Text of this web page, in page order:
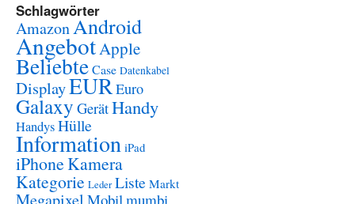
Schlagwörter
AmazonAndroid
AngebotApple
BeliebteCase Datenkabel
DisplayEUREuro
Galaxy GerätHandy
HandysHülle
Information iPad
iPhoneKamera
Kategorie Leder Liste Markt
Megapixel Mobilmumbi